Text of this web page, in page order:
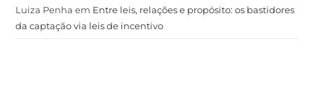
Luiza Penha em Entre leis, relações e propósito: os bastidores
da captação via leis de incentivo